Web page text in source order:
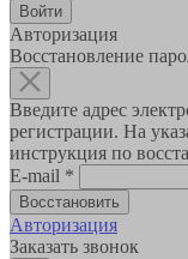
Авторизация
Восстановление
Введите адрес
регистрации. На
инструкция по
E-mail *
Авторизация
Заказать звонок